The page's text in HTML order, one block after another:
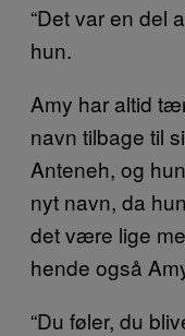
“Det var en del
hun.
Amy har altid
navn tilbage til
Anteneh, og
nyt navn, da
det være lige
hende også
“Du føler, du